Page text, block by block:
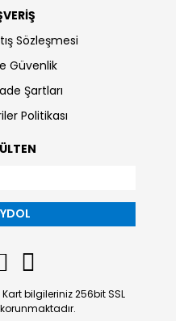
Sözleşmesi
Güvenlik
Şartları
Politikası
bilgileriniz 256bit SSL